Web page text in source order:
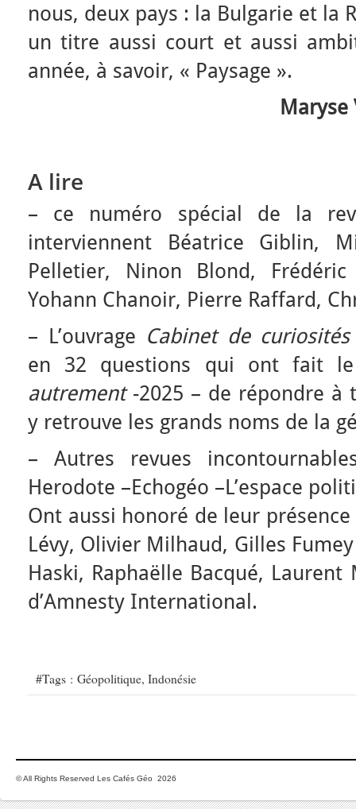
nous, deux pays : la Bulgarie et la
un titre aussi court et aussi
année, à savoir, « Paysage ».
A lire
– ce numéro spécial de la
interviennent Béatrice Giblin,
Pelletier, Ninon Blond,
Yohann Chanoir, Pierre Raffard,
– L’ouvrage Cabinet de
en 32 questions qui ont fait
autrement-2025 – de répondre à
y retrouve les grands noms de la
– Autres revues
Herodote –Echogéo –L’espace
Ont aussi honoré de leur présence
Lévy, Olivier Milhaud, Gilles
Haski, Raphaëlle Bacqué,
d’Amnesty International.
#Tags : Géopolitique, Indonésie
© All Rights Reserved Les Cafés Géo 2026